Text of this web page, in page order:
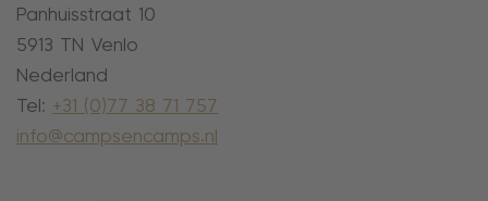
Panhuisstraat 10
5913 TN Venlo
Nederland
Tel: +31 (0)77 38 71 757
info@campsencamps.nl